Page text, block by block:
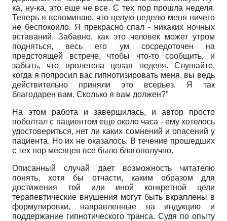
ка, ну-ка, это еще не все. С тех пор прошла неделя.
Теперь я вспоминаю, что целую неделю меня ничего
не беспокоило. Я прекрасно спал - никаких ночных
вставаний. Забавно, как это человек может утром
подняться, весь его ум сосредоточен на
предстоящей встрече, чтобы что-то сообщить, и
забыть, что пролетела целая неделя. Слушайте,
когда я попросил вас гипнотизировать меня, вы ведь
действительно приняли это всерьез. Я так
благодарен вам. Сколько я вам должен?"
На этом работа и завершилась, и автор просто
поболтал с пациентом еще около часа - ему хотелось
удостовериться, нет ли каких сомнений и опасений у
пациента. Но их не оказалось. В течение прошедших
с тех пор месяцев все было благополучно.
Описанный случай дает возможность читателю
понять, хотя бы отчасти, каким образом для
достижения той или иной конкретной цели
терапевтические внушения могут быть вкраплены в
формулировки, направленные на индукцию и
поддержание гипнотического транса. Судя по опыту